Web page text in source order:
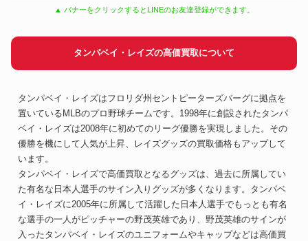
▲ バナーをクリックするとLINEのお友達登録ができます。
タンパベイ・レイズの高価買取について
タンパベイ・レイズはフロリダ州セントピーターズバーグに拠点を
置いているMLBのプロ野球チームです。1998年に創設されたタンパ
ベイ・レイズは2008年に初めてのリーグ優勝を実現しました。その
優勝を機にして人気が上昇、レイズグッズの買取価格もアップして
います。
タンパベイ・レイズで高価買取となるグッズは、過去に所属してい
た有名な日本人選手のサイン入りグッズが多くなります。タンパベ
イ・レイズに2005年に所属して活躍した日本人選手でもっとも有名
な選手の一人がピッチャーの野茂英雄であり、野茂英雄のサインが
入ったタンパベイ・レイズのユニフォームやキャップなどは高価買